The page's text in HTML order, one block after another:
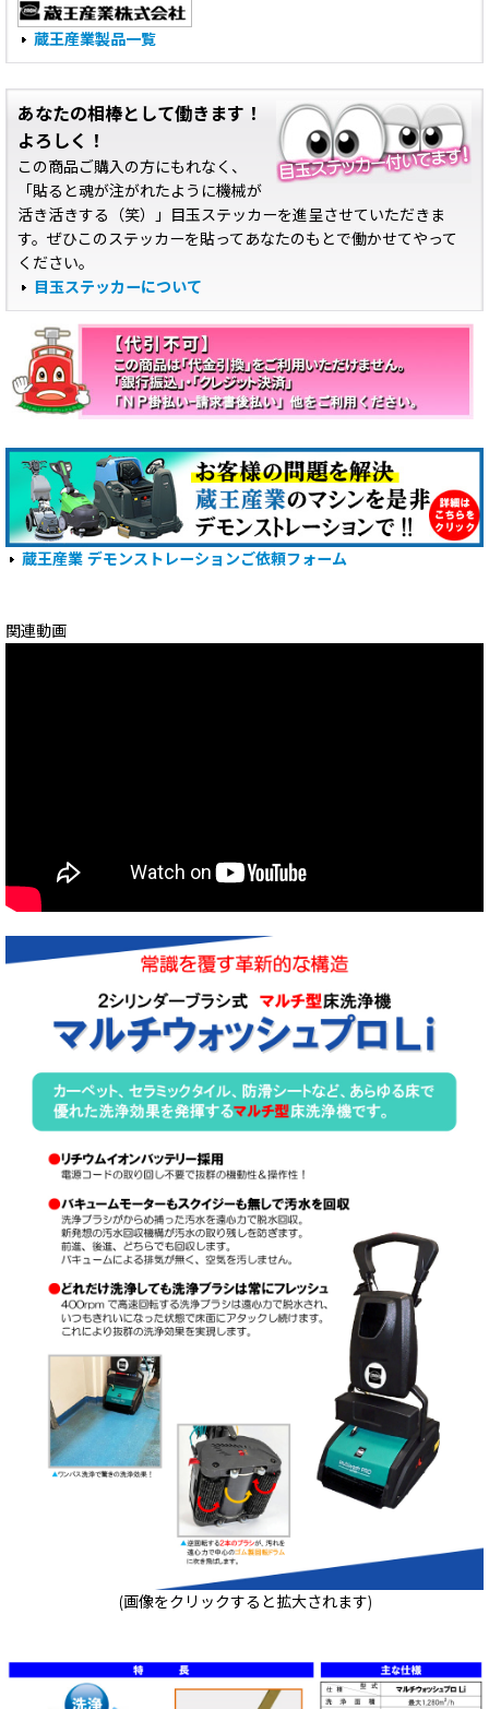
蔵王産業製品一覧
あなたの相棒として働きます！
よろしく！
この商品ご購入の方にもれなく、
「貼ると魂が注がれたように機械が
活き活きする（笑）」目玉ステッカーを進呈させていただきま
す。ぜひこのステッカーを貼ってあなたのもとで働かせてやって
ください。
目玉ステッカーについて
蔵王産業 デモンストレーションご依頼フォーム
関連動画
(画像をクリックすると拡大されます)